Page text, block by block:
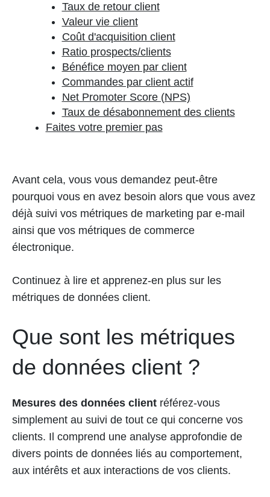
Taux de retour client
Valeur vie client
Coût d'acquisition client
Ratio prospects/clients
Bénéfice moyen par client
Commandes par client actif
Net Promoter Score (NPS)
Taux de désabonnement des clients
Faites votre premier pas
Avant cela, vous vous demandez peut-être
pourquoi vous en avez besoin alors que vous avez
déjà suivi vos métriques de marketing par e-mail
ainsi que vos métriques de commerce
électronique.
Continuez à lire et apprenez-en plus sur les
métriques de données client.
Que sont les métriques
de données client ?
Mesures des données client référez-vous
simplement au suivi de tout ce qui concerne vos
clients. Il comprend une analyse approfondie de
divers points de données liés au comportement,
aux intérêts et aux interactions de vos clients.